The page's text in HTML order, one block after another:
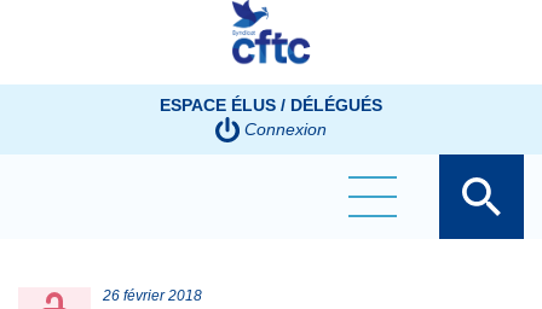
ESPACE ÉLUS / DÉLÉGUÉS
Connexion
26 février 2018
Panneau de gestion des cookies